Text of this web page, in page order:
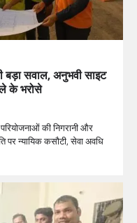
बड़ा सवाल, अनुभवी साइट
के भरोसे
की निगरानी और
पर न्यायिक कसौटी, सेवा अवधि